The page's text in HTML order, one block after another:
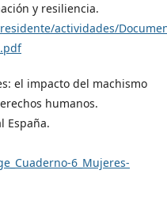
y resiliencia.
actividades/
el impacto del machismo
humanos.
España.
6_Mujeres-